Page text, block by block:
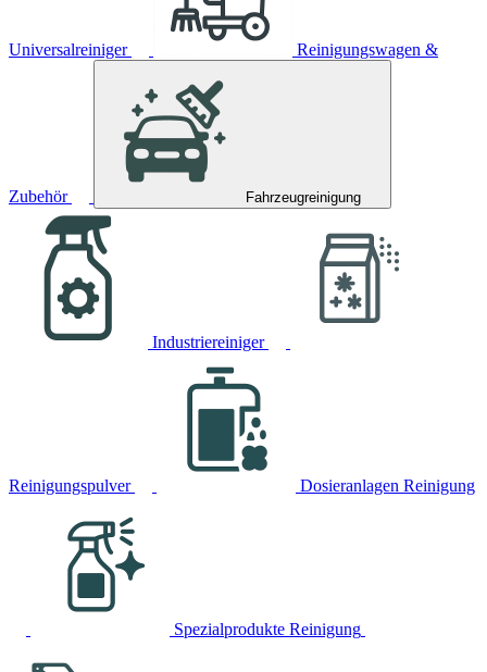
Universalreiniger Reinigungswagen &
Zubehör Fahrzeugreinigung
Industriereiniger
Reinigungspulver Dosieranlagen Reinigung
Spezialprodukte Reinigung